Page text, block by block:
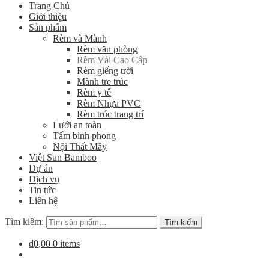
Trang Chủ
Giới thiệu
Sản phẩm
Rèm và Mành
Rèm văn phòng
Rèm Vải Cao Cấp
Rèm giếng trời
Mành tre trúc
Rèm y tế
Rèm Nhựa PVC
Rèm trúc trang trí
Lưới an toàn
Tấm bình phong
Nội Thất Mây
Việt Sun Bamboo
Dự án
Dịch vụ
Tin tức
Liên hệ
Tìm kiếm: Tìm kiếm
₫0,00 0 items